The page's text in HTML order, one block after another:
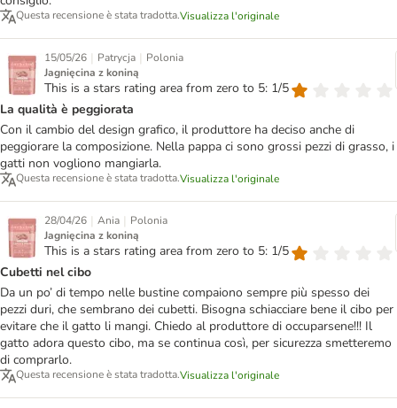
Questa recensione è stata tradotta.Visualizza l'originale
15/05/26 | Patrycja | Polonia
Jagnięcina z koniną
This is a stars rating area from zero to 5: 1/5
La qualità è peggiorata
Con il cambio del design grafico, il produttore ha deciso anche di
peggiorare la composizione. Nella pappa ci sono grossi pezzi di grasso, i
gatti non vogliono mangiarla.
Questa recensione è stata tradotta.Visualizza l'originale
28/04/26 | Ania | Polonia
Jagnięcina z koniną
This is a stars rating area from zero to 5: 1/5
Cubetti nel cibo
Da un po’ di tempo nelle bustine compaiono sempre più spesso dei
pezzi duri, che sembrano dei cubetti. Bisogna schiacciare bene il cibo per
evitare che il gatto li mangi. Chiedo al produttore di occuparsene!!! Il
gatto adora questo cibo, ma se continua così, per sicurezza smetteremo
di comprarlo.
Questa recensione è stata tradotta.Visualizza l'originale